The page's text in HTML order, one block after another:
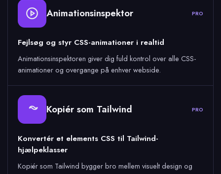
Animationsinspektor PRO
Fejlsøg og styr CSS-animationer i realtid
Animationsinspektoren giver dig fuld kontrol over alle CSS-
animationer og overgange på enhver webside.
Kopiér som Tailwind PRO
Konvertér et elements CSS til Tailwind-
hjælpeklasser
Kopiér som Tailwind bygger bro mellem visuelt design og